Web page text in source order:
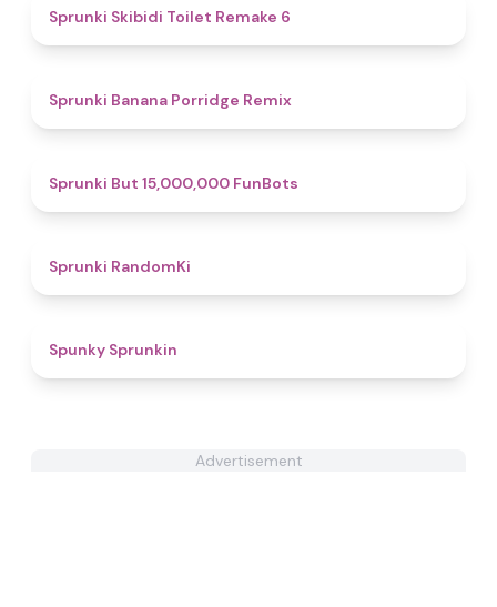
Sprunki Skibidi Toilet Remake 6
Sprunki Banana Porridge Remix
Sprunki But 15,000,000 FunBots
Sprunki RandomKi
Spunky Sprunkin
Advertisement